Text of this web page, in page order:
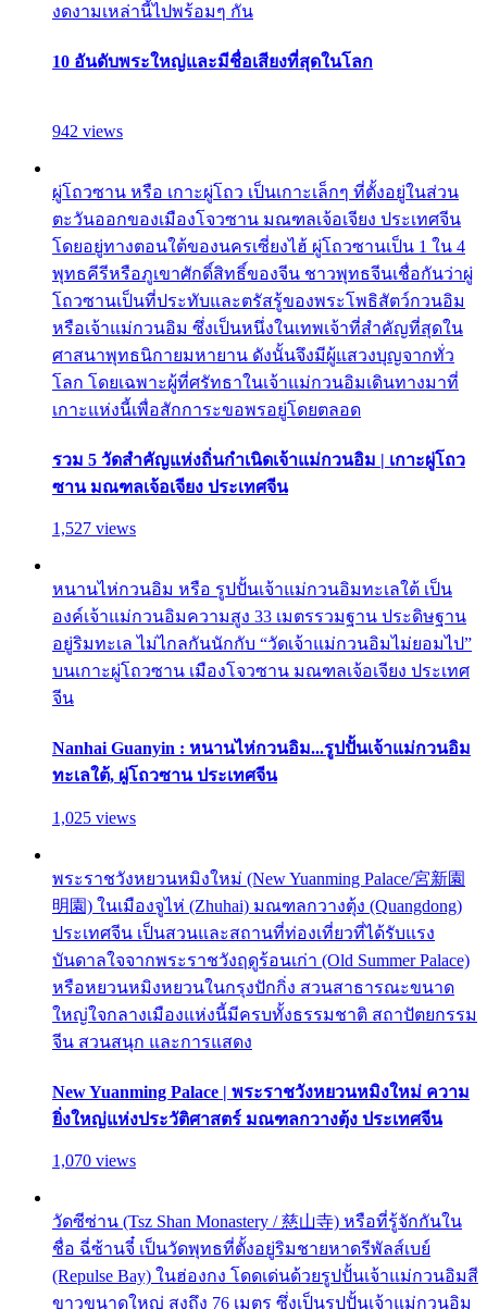
งดงามเหล่านี้ไปพร้อมๆ กัน
10 อันดับพระใหญ่และมีชื่อเสียงที่สุดในโลก
942 views
ผู่โถวซาน หรือ เกาะผู่โถว เป็นเกาะเล็กๆ ที่ตั้งอยู่ในส่วน
ตะวันออกของเมืองโจวซาน มณฑลเจ้อเจียง ประเทศจีน
โดยอยู่ทางตอนใต้ของนครเซี่ยงไฮ้ ผู่โถวซานเป็น 1 ใน 4
พุทธคีรีหรือภูเขาศักดิ์สิทธิ์ของจีน ชาวพุทธจีนเชื่อกันว่าผู่
โถวซานเป็นที่ประทับและตรัสรู้ของพระโพธิสัตว์กวนอิม
หรือเจ้าแม่กวนอิม ซึ่งเป็นหนึ่งในเทพเจ้าที่สำคัญที่สุดใน
ศาสนาพุทธนิกายมหายาน ดังนั้นจึงมีผู้แสวงบุญจากทั่ว
โลก โดยเฉพาะผู้ที่ศรัทธาในเจ้าแม่กวนอิมเดินทางมาที่
เกาะแห่งนี้เพื่อสักการะขอพรอยู่โดยตลอด
รวม 5 วัดสำคัญแห่งถิ่นกำเนิดเจ้าแม่กวนอิม | เกาะผู่โถว
ซาน มณฑลเจ้อเจียง ประเทศจีน
1,527 views
หนานไห่กวนอิม หรือ รูปปั้นเจ้าแม่กวนอิมทะเลใต้ เป็น
องค์เจ้าแม่กวนอิมความสูง 33 เมตรรวมฐาน ประดิษฐาน
อยู่ริมทะเล ไม่ไกลกันนักกับ “วัดเจ้าแม่กวนอิมไม่ยอมไป”
บนเกาะผู่โถวซาน เมืองโจวซาน มณฑลเจ้อเจียง ประเทศ
จีน
Nanhai Guanyin : หนานไห่กวนอิม...รูปปั้นเจ้าแม่กวนอิม
ทะเลใต้, ผู่โถวซาน ประเทศจีน
1,025 views
พระราชวังหยวนหมิงใหม่ (New Yuanming Palace/宮新園
明園) ในเมืองจูไห่ (Zhuhai) มณฑลกวางตุ้ง (Quangdong)
ประเทศจีน เป็นสวนและสถานที่ท่องเที่ยวที่ได้รับแรง
บันดาลใจจากพระราชวังฤดูร้อนเก่า (Old Summer Palace)
หรือหยวนหมิงหยวนในกรุงปักกิ่ง สวนสาธารณะขนาด
ใหญ่ใจกลางเมืองแห่งนี้มีครบทั้งธรรมชาติ สถาปัตยกรรม
จีน สวนสนุก และการแสดง
New Yuanming Palace | พระราชวังหยวนหมิงใหม่ ความ
ยิ่งใหญ่แห่งประวัติศาสตร์ มณฑลกวางตุ้ง ประเทศจีน
1,070 views
วัดซีซ่าน (Tsz Shan Monastery / 慈山寺) หรือที่รู้จักกันใน
ชื่อ ฉี่ซ้านจี๋ เป็นวัดพุทธที่ตั้งอยู่ริมชายหาดรีพัลส์เบย์
(Repulse Bay) ในฮ่องกง โดดเด่นด้วยรูปปั้นเจ้าแม่กวนอิมสี
ขาวขนาดใหญ่ สูงถึง 76 เมตร ซึ่งเป็นรูปปั้นเจ้าแม่กวนอิม